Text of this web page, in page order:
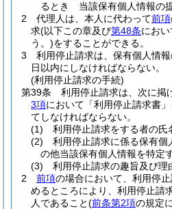
るとき 当該保有個人情報の
2
代理人は、本人に代わって前項
求(以下この章及び第48条にお
う。)をすることができる。
3
利用停止請求は、保有個人情
日以内にしなければならない。
(利用停止請求の手続)
第39条
利用停止請求は、次に掲
3項において「利用停止請求書
てしなければならない。
(1)
利用停止請求をする者の氏
(2)
利用停止請求に係る保有個
の他当該保有個人情報を特定
(3)
利用停止請求の趣旨及び理
2
前項の場合において、利用停
めるところにより、利用停止請
人であること(前条第2項の規定